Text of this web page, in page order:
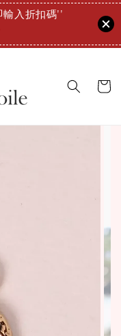
輸入折扣碼''